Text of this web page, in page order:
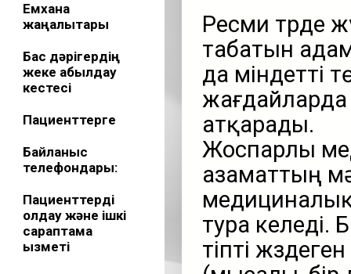
Емхана
жаңалықтары
Бас дәрігердің
жеке қабылдау
кестесі
Пациенттерге
Байланыс
телефондары:
Пациенттерді
қолдау және ішкі
сараптама
қызметі
Ресми түрде
табатын
да міндетті
атқарады.
Жоспарлы
азаматтың
медициналық
тура келеді.
тіпті